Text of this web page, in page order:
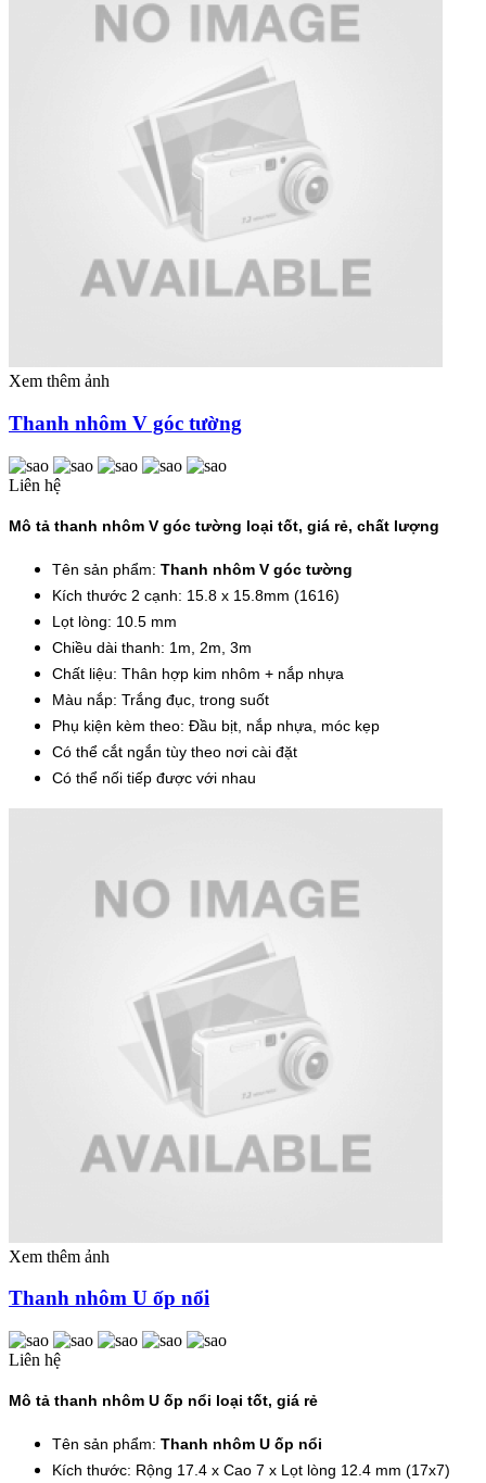
Xem thêm ảnh
Thanh nhôm V góc tường
Liên hệ
Mô tả thanh nhôm V góc tường loại tốt, giá rẻ, chất lượng
Tên sản phẩm: Thanh nhôm V góc tường
Kích thước 2 cạnh: 15.8 x 15.8mm (1616)
Lọt lòng: 10.5 mm
Chiều dài thanh: 1m, 2m, 3m
Chất liệu: Thân hợp kim nhôm + nắp nhựa
Màu nắp: Trắng đục, trong suốt
Phụ kiện kèm theo: Đầu bịt, nắp nhựa, móc kẹp
Có thể cắt ngắn tùy theo nơi cài đặt
Có thể nối tiếp được với nhau
Xem thêm ảnh
Thanh nhôm U ốp nổi
Liên hệ
Mô tả thanh nhôm U ốp nổi loại tốt, giá rẻ
Tên sản phẩm: Thanh nhôm U ốp nổi
Kích thước: Rộng 17.4 x Cao 7 x Lọt lòng 12.4 mm (17x7)